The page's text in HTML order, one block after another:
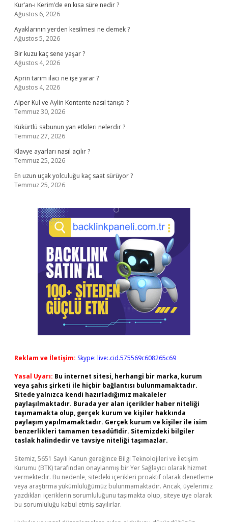
Kur’an-ı Kerim’de en kısa süre nedir ?
Ağustos 6, 2026
Ayaklarının yerden kesilmesi ne demek ?
Ağustos 5, 2026
Bir kuzu kaç sene yaşar ?
Ağustos 4, 2026
Aprin tarım ilacı ne işe yarar ?
Ağustos 4, 2026
Alper Kul ve Aylin Kontente nasıl tanıştı ?
Temmuz 30, 2026
Kükürtlü sabunun yan etkileri nelerdir ?
Temmuz 27, 2026
Klavye ayarları nasıl açılır ?
Temmuz 25, 2026
En uzun uçak yolculuğu kaç saat sürüyor ?
Temmuz 25, 2026
Reklam ve İletişim: Skype: live:.cid.575569c608265c69
Yasal Uyarı: Bu internet sitesi, herhangi bir marka, kurum
veya şahıs şirketi ile hiçbir bağlantısı bulunmamaktadır.
Sitede yalnızca kendi hazırladığımız makaleler
paylaşılmaktadır. Burada yer alan içerikler haber niteliği
taşımamakta olup, gerçek kurum ve kişiler hakkında
paylaşım yapılmamaktadır. Gerçek kurum ve kişiler ile isim
benzerlikleri tamamen tesadüfidir. Sitemizdeki bilgiler
taslak halindedir ve tavsiye niteliği taşımazlar.
Sitemiz, 5651 Sayılı Kanun gereğince Bilgi Teknolojileri ve İletişim
Kurumu (BTK) tarafından onaylanmış bir Yer Sağlayıcı olarak hizmet
vermektedir. Bu nedenle, sitedeki içerikleri proaktif olarak denetleme
veya araştırma yükümlülüğümüz bulunmamaktadır. Ancak, üyelerimiz
yazdıkları içeriklerin sorumluluğunu taşımakta olup, siteye üye olarak
bu sorumluluğu kabul etmiş sayılırlar.